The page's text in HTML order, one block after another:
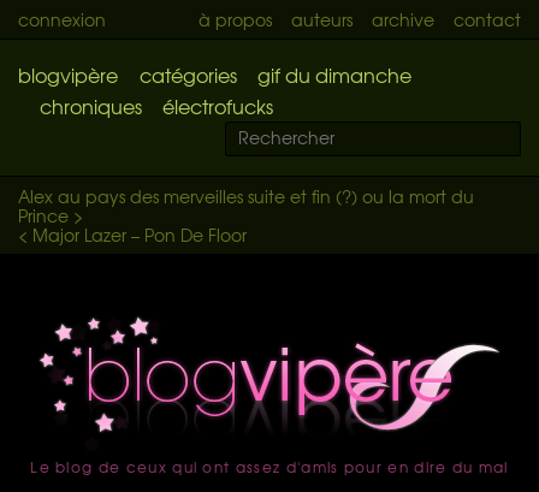
connexion à propos auteurs archive contact
blogvipère catégories
gif du dimanche
chroniques
électrofucks
Alex au pays des merveilles suite et fin (?) ou la mort du
Prince >
< Major Lazer – Pon De Floor
accueil
Le blog de ceux qui ont assez d'amis pour en dire du mal